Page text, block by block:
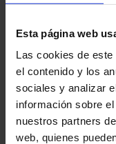
Esta página web
Las cookies de
el contenido y los
sociales y analizar
información sobre
nuestros partners
web, quienes
Abans de la prova,
metge si estàs
També has de
algun altre
renal, ja que això